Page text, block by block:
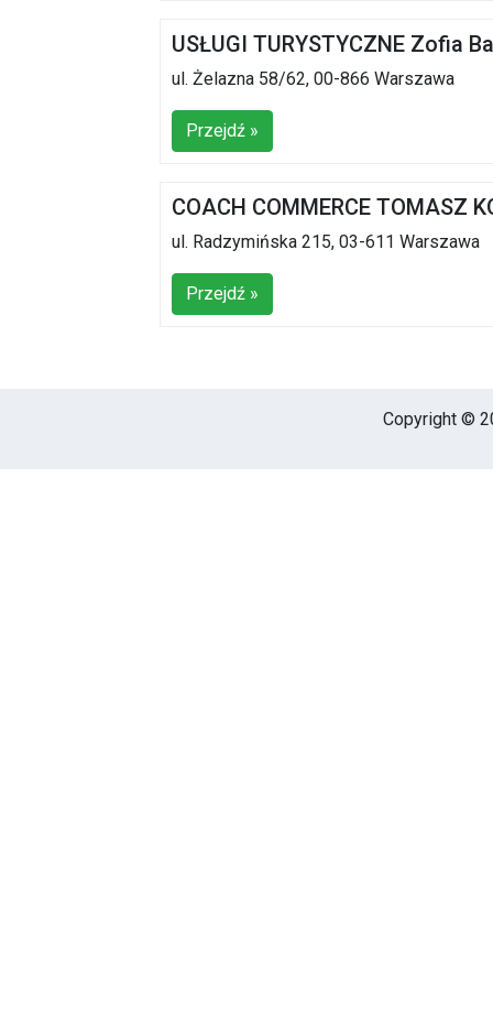
USŁUGI TURYSTYCZNE Zofia
ul. Żelazna 58/62, 00-866 Warszawa
Przejdź »
COACH COMMERCE TOMASZ
ul. Radzymińska 215, 03-611 Warszawa
Przejdź »
Copyright ©